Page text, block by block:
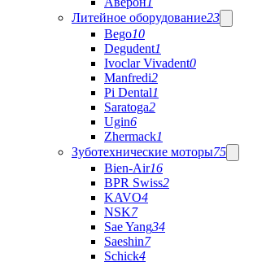
Литейное оборудование23
Bego10
Degudent1
Ivoclar Vivadent0
Manfredi2
Pi Dental1
Saratoga2
Ugin6
Zhermack1
Зуботехнические моторы75
Bien-Air16
BPR Swiss2
KAVO4
NSK7
Sae Yang34
Saeshin7
Schick4